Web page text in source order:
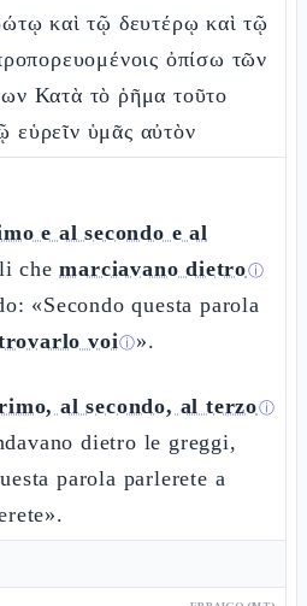
καὶ τῷ δευτέρῳ καὶ τῷ
ὀπίσω τῶν
Κατὰ τὸ ῥῆμα τοῦτο
εὑρεῖν ὑμᾶς αὐτὸν
e al secondo e al
chemarciavano dietroⓘ
«Secondo questa parola
voiⓘ».
al secondo, al terzoⓘ
dietro le greggi,
parola parlerete a